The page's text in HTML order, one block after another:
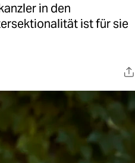
in den
ist für sie